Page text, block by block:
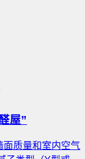
屋”
面质量和室内空气